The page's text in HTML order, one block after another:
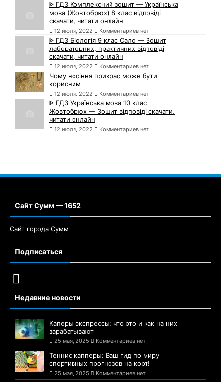
ᐈ ГДЗ Комплексний зошит — Українська
мова (Жовтобрюх) 8 клас відповіді
скачати, читати онлайн
12 июля, 2022 Комментариев нет
ᐈ ГДЗ Біологія 9 клас Сало — Зошит
лабораторних, практичних відповіді
скачати, читати онлайн
12 июля, 2022 Комментариев нет
Чому носіння прикрас може бути
корисним
12 июля, 2022 Комментариев нет
ᐈ ГДЗ Українська мова 10 клас
Жовтобрюх — Зошит відповіді скачати,
читати онлайн
12 июля, 2022 Комментариев нет
Сайт Сумм — 1652
Сайт города Сумм
Подписаться
Недавние новости
Каперы экспрессы: что это и как на них
зарабатывают
25 мая, 2025 Комментариев нет
Теннис капперы: Ваш гид по миру
спортивных прогнозов на корт!
25 мая, 2025 Комментариев нет